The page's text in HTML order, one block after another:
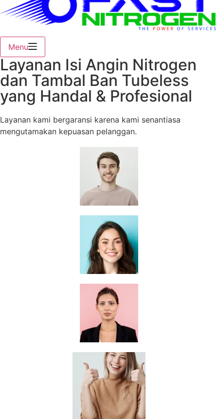
Menu
Layanan Isi Angin Nitrogen
dan Tambal Ban Tubeless
yang Handal & Profesional
Layanan kami bergaransi karena kami senantiasa
mengutamakan kepuasan pelanggan.